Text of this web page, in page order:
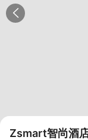
Zsmart智尚酒